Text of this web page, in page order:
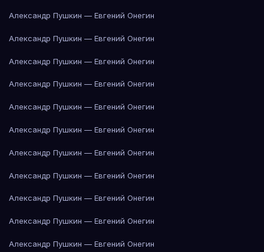
Александр Пушкин — Евгений Онегин
Александр Пушкин — Евгений Онегин
Александр Пушкин — Евгений Онегин
Александр Пушкин — Евгений Онегин
Александр Пушкин — Евгений Онегин
Александр Пушкин — Евгений Онегин
Александр Пушкин — Евгений Онегин
Александр Пушкин — Евгений Онегин
Александр Пушкин — Евгений Онегин
Александр Пушкин — Евгений Онегин
Александр Пушкин — Евгений Онегин